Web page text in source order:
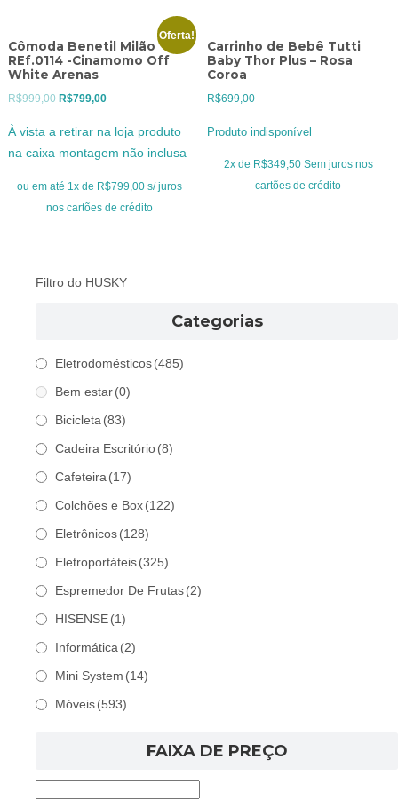
Oferta!
Cômoda Benetil Milão
REf.0114 -Cinamomo Off
White Arenas
R$999,00 O
R$999,00.
R$799,00O
atual
R$799,00.
À vista a retirar na loja produto
na caixa montagem não inclusa
ou em até 1x de R$799,00 s/ juros
nos cartões de crédito
Carrinho de Bebê Tutti
Baby Thor Plus – Rosa
Coroa
R$699,00
Produto indisponível
2x de R$349,50 Sem juros nos
cartões de crédito
Filtro do HUSKY
Categorias
Eletrodomésticos (485)
Bem estar (0)
Bicicleta (83)
Cadeira Escritório (8)
Cafeteira (17)
Colchões e Box (122)
Eletrônicos (128)
Eletroportáteis (325)
Espremedor De Frutas (2)
HISENSE (1)
Informática (2)
Mini System (14)
Móveis (593)
FAIXA DE PREÇO